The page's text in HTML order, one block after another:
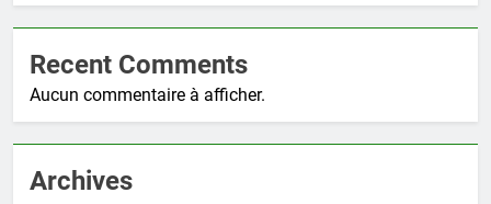
Recent Comments
Aucun commentaire à afficher.
Archives